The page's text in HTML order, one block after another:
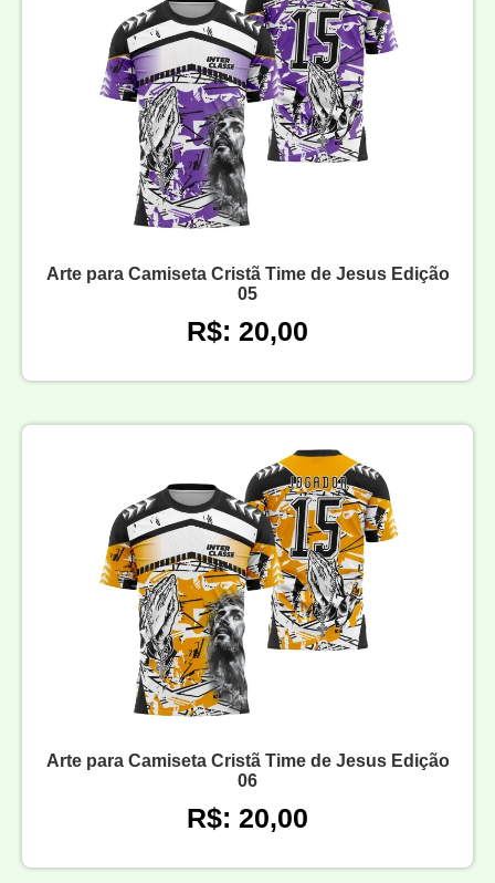
Arte para Camiseta Cristã Time de Jesus Edição
05
R$: 20,00
Arte para Camiseta Cristã Time de Jesus Edição
06
R$: 20,00